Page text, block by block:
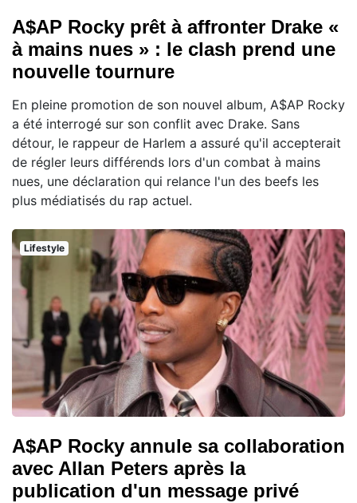
A$AP Rocky prêt à affronter Drake «
à mains nues » : le clash prend une
nouvelle tournure
En pleine promotion de son nouvel album, A$AP Rocky
a été interrogé sur son conflit avec Drake. Sans
détour, le rappeur de Harlem a assuré qu'il accepterait
de régler leurs différends lors d'un combat à mains
nues, une déclaration qui relance l'un des beefs les
plus médiatisés du rap actuel.
Lifestyle
A$AP Rocky annule sa collaboration
avec Allan Peters après la
publication d'un message privé